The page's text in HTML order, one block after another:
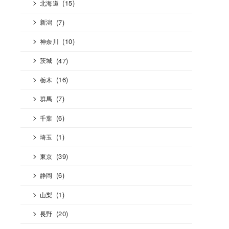
北海道 (15)
新潟 (7)
神奈川 (10)
茨城 (47)
栃木 (16)
群馬 (7)
千葉 (6)
埼玉 (1)
東京 (39)
静岡 (6)
山梨 (1)
長野 (20)